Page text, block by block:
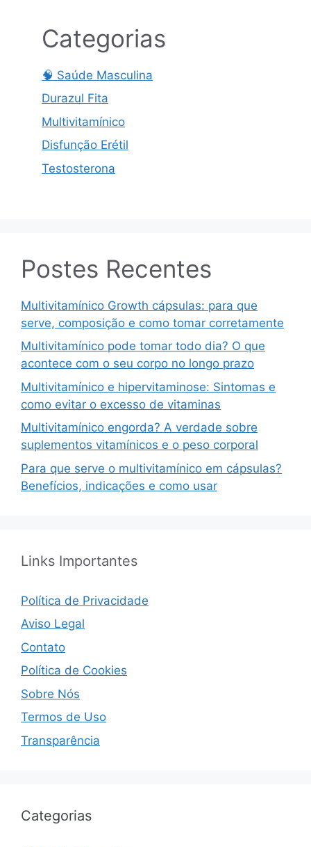
Categorias
🧠 Saúde Masculina
Durazul Fita
Multivitamínico
Disfunção Erétil
Testosterona
Postes Recentes
Multivitamínico Growth cápsulas: para que
serve, composição e como tomar corretamente
Multivitamínico pode tomar todo dia? O que
acontece com o seu corpo no longo prazo
Multivitamínico e hipervitaminose: Sintomas e
como evitar o excesso de vitaminas
Multivitamínico engorda? A verdade sobre
suplementos vitamínicos e o peso corporal
Para que serve o multivitamínico em cápsulas?
Benefícios, indicações e como usar
Links Importantes
Política de Privacidade
Aviso Legal
Contato
Política de Cookies
Sobre Nós
Termos de Uso
Transparência
Categorias